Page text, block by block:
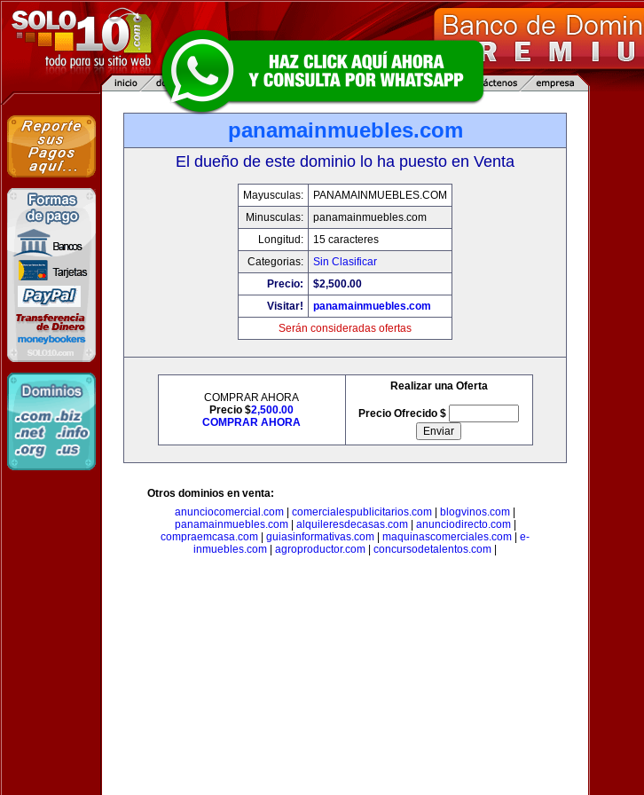
panamainmuebles.com
El dueño de este dominio lo ha puesto en Venta
Mayusculas:
PANAMAINMUEBLES.COM
Minusculas:
panamainmuebles.com
Longitud:
15 caracteres
Categorias:
Sin Clasificar
Precio:
$2,500.00
Visitar!
panamainmuebles.com
Serán consideradas ofertas
COMPRAR AHORA
Precio $2,500.00
COMPRAR AHORA
Realizar una Oferta
Precio Ofrecido $
Otros dominios en venta:
anunciocomercial.com
comercialespublicitarios.com blogvinos.com
panamainmuebles.com| alquileresdecasas.com| anunciodirecto.com|
compraemcasa.com
guiasinformativas.com maquinascomerciales.com
e-
inmuebles.com
agroproductor.com concursodetalentos.com